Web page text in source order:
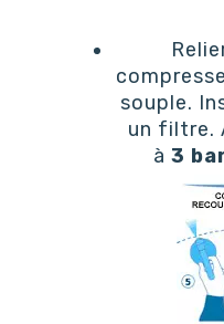
souple.
un filtre.
à 3